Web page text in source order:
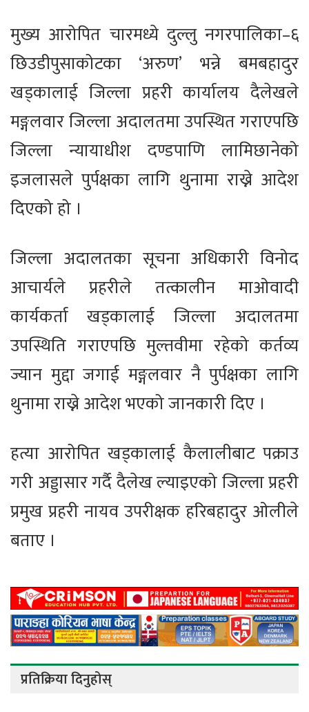
मुख्य आरोपित चारमध्ये दुल्लु नगरपालिका–६
छिउडीपुसाकोटका ‘अरुण’ भन्ने बमबहादुर
खड्कालाई जिल्ला प्रहरी कार्यालय दैलेखले
मङ्गलवार जिल्ला अदालतमा उपस्थित गराएपछि
जिल्ला न्यायाधीश दण्डपाणि लामिछानेको
इजलासले पुर्पक्षका लागि थुनामा राख्ने आदेश
दिएको हो ।
जिल्ला अदालतका सूचना अधिकारी विनोद
आचार्यले प्रहरीले तत्कालीन माओवादी
कार्यकर्ता खड्कालाई जिल्ला अदालतमा
उपस्थिति गराएपछि मुल्तवीमा रहेको कर्तव्य
ज्यान मुद्दा जगाई मङ्गलवार नै पुर्पक्षका लागि
थुनामा राख्ने आदेश भएको जानकारी दिए ।
हत्या आरोपित खड्कालाई कैलालीबाट पक्राउ
गरी अड्डासार गर्दै दैलेख ल्याइएको जिल्ला प्रहरी
प्रमुख प्रहरी नायव उपरीक्षक हरिबहादुर ओलीले
बताए ।
प्रतिक्रिया दिनुहोस्